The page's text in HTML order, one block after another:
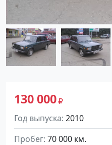
130 000
Год выпуска 2010
Пробег 70 000 км.